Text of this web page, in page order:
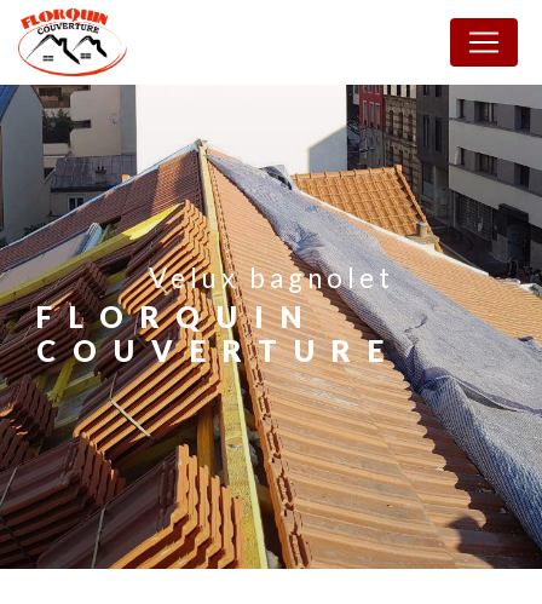
velux bagnolet
FLORQUIN
COUVERTURE
Panneau de gestion des cookies